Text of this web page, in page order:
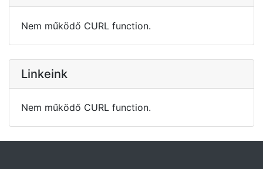
Nem működő CURL function.
Linkeink
Nem működő CURL function.